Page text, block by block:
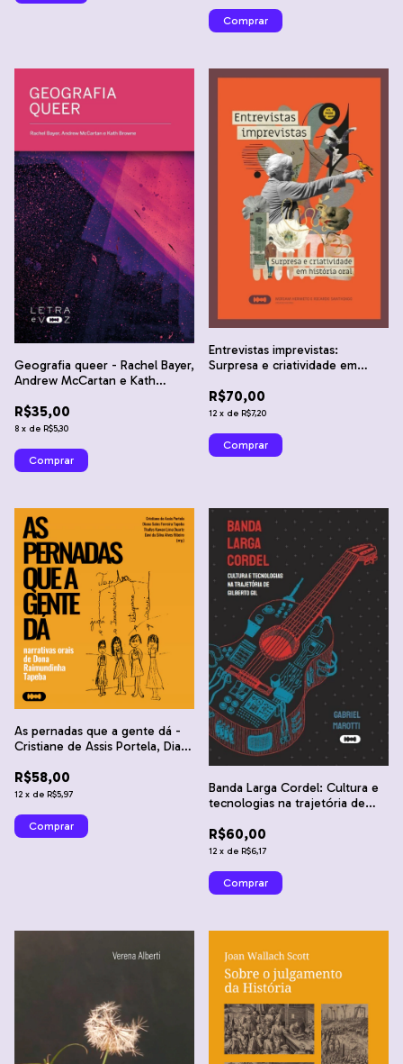
Geografia queer - Rachel Bayer,
Andrew McCartan e Kath
R$35,00
8 x de R$5,30
Entrevistas imprevistas:
Surpresa e criatividade em
Ricardo Santhiago
R$70,00
12 x de R$7,20
As pernadas que a gente dá -
Cristiane de Assis Portela, Diana
Kawan Lima Duarte e Davi da
Silva Alves Ribeiro
R$58,00
12 x de R$5,97
Banda Larga Cordel: Cultura e
tecnologias na trajetória de
R$60,00
12 x de R$6,17